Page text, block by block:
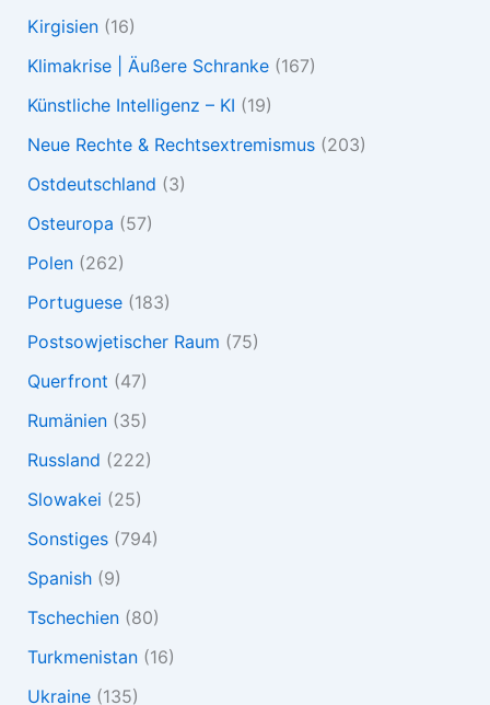
Kirgisien(16)
Klimakrise | Äußere Schranke(167)
Künstliche Intelligenz – KI (19)
Neue Rechte & Rechtsextremismus(203)
Ostdeutschland (3)
Osteuropa (57)
Polen(262)
Portuguese(183)
Postsowjetischer Raum (75)
Querfront (47)
Rumänien(35)
Russland (222)
Slowakei (25)
Sonstiges(794)
Spanish(9)
Tschechien(80)
Turkmenistan(16)
Ukraine(135)